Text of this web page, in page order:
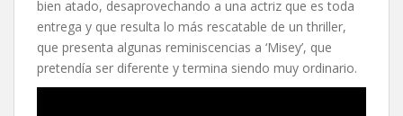
bien atado, desaprovechando a una actriz que es toda
entrega y que resulta lo más rescatable de un thriller,
que presenta algunas reminiscencias a ‘Misey’, que
pretendía ser diferente y termina siendo muy ordinario.